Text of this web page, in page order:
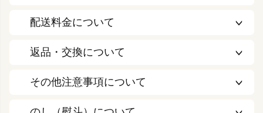
配送料金について
返品・交換について
その他注意事項について